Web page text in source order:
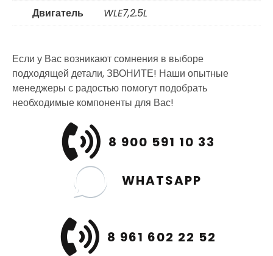
Двигатель
WLE7,2.5L
Если у Вас возникают сомнения в выборе
подходящей детали, ЗВОНИТЕ! Наши опытные
менеджеры с радостью помогут подобрать
необходимые компоненты для Вас!
8 900 591 10 33
WHATSAPP
8 961 602 22 52